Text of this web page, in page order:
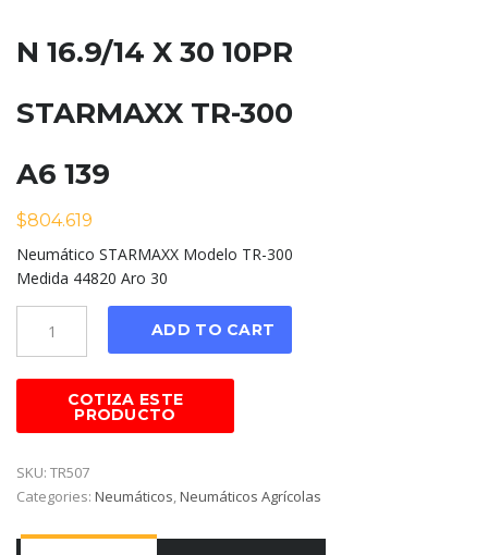
N 16.9/14 X 30 10PR
STARMAXX TR-300
A6 139
$804.619
Neumático STARMAXX Modelo TR-300
Medida 44820 Aro 30
ADD TO CART
SKU: TR507
Categories: Neumáticos,Neumáticos Agrícolas